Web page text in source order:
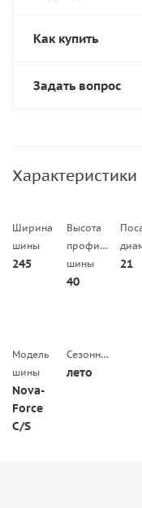
Как купить
Задать вопрос
Характеристики
Ширина
шины
245
Высота
профиля
шины
40
21
Модель
шины
Nova-
Force
C/S
Сезонность
лето